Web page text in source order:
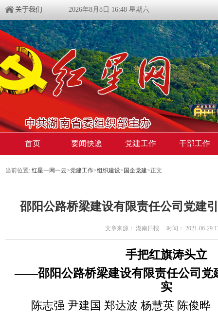
关于我们 2026年8月8日 16:48 星期六
首页 要闻快递 党建工作 干部工作
当前位置: 红星一网一云>党建工作>组织建设> 国企党建>正文
邵阳公路桥梁建设有限责任公司党建
文章来源： 湖南日报 时间： 2021-06-29
手把红旗涛头立
——邵阳公路桥梁建设有限责任公司党
实
陈志强 尹建国 郑达波 杨慧英 陈俊晔